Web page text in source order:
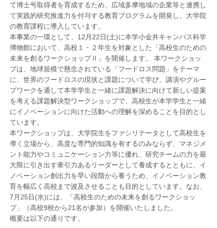
て博士号取得者を育成するため、広域多摩地域の企業等と連携し
て実践的研究推進力を付与する教育プログラムを開発し、大学院
の教育課程に導入しています。
本事業の一環として、12月22日(土)に本学小金井キャンパス科学
博物館において、高校１・２年生を対象とした「高校生のための
未来を創るワークショップⅡ」を開催します。 本ワークショッ
プは、地球規模で懸念されている「フードロス問題」をテーマ
に、世界のフードロスの現状と課題について学び、講演やグルー
プワークを通して本学学生と一緒に課題解決に向けて新しい提案
を考える課題解決型ワークショップで、高校生が本学学生と一緒
にイノベーションに向けた活動への理解を深めることを目的とし
ています。
本ワークショップは、大学院生をファシリテータとして高校生を
導く立場から、高度な専門的知識を有するのみならず、マネジメ
ント能力やコミュニケーション力等に優れ、研究チームの力を最
大限に引き出す牽引力あるリーダーとして養成するとともに、イ
ノベーション創出力を早い段階から養うため、イノベーション教
育を幅広く高校まで波及させることも目的としています。なお、
7月25日(水)には、「高校生のための未来を創るワークショッ
プ」（高校9校から21名が参加）を開催いたしました。
概要は以下の通りです。